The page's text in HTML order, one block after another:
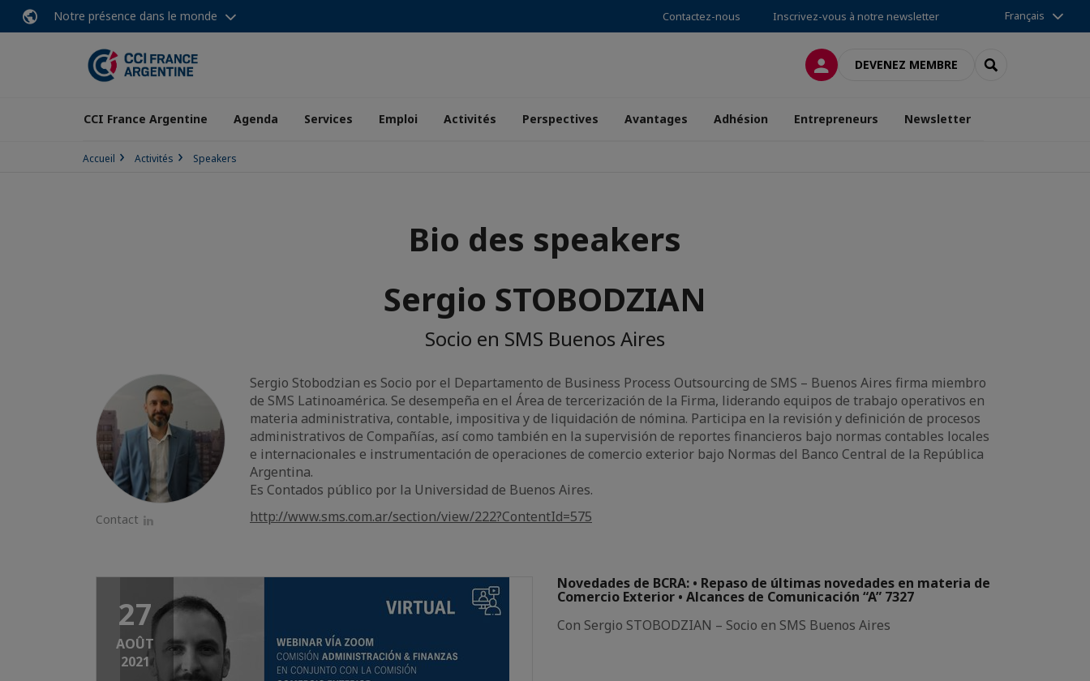
Notre présence dans le monde Contactez-nous Inscrivez-vous à notre newsletter Français
CONNEXIONDEVENEZ MEMBRE RECHERCHER
CCI France Argentine Agenda Services Emploi Activités Perspectives Avantages Adhésion Entrepreneurs Newsletter
Accueil Activités Speakers
Bio des speakers
Sergio STOBODZIAN
Socio en SMS Buenos Aires
Contact
Sergio Stobodzian es Socio por el Departamento de Business Process Outsourcing de SMS – Buenos Aires firma miembro
de SMS Latinoamérica. Se desempeña en el Área de tercerización de la Firma, liderando equipos de trabajo operativos en
materia administrativa, contable, impositiva y de liquidación de nómina. Participa en la revisión y definición de procesos
administrativos de Compañías, así como también en la supervisión de reportes financieros bajo normas contables locales
e internacionales e instrumentación de operaciones de comercio exterior bajo Normas del Banco Central de la República
Argentina.
Es Contados público por la Universidad de Buenos Aires.
http://www.sms.com.ar/section/view/222?ContentId=575
27
AOÛT
2021
Novedades de BCRA: • Repaso de últimas novedades en materia de
Comercio Exterior • Alcances de Comunicación “A” 7327
Con Sergio STOBODZIAN – Socio en SMS Buenos Aires